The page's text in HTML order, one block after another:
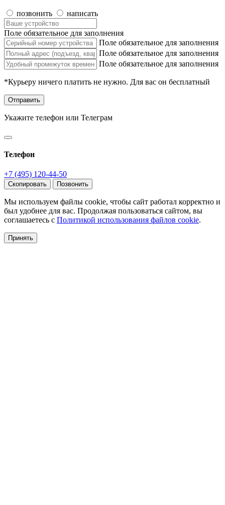
позвонить написать
Поле обязательное для заполнения
Поле обязательное для заполнения
Поле обязательное для заполнения
Поле обязательное для заполнения
*Курьеру ничего платить не нужно. Для вас он бесплатный
Отправить
Укажите телефон или Телеграм
Телефон
+7 (495) 120-44-50
Скопировать Позвонить
Мы используем файлы cookie, чтобы сайт работал корректно и
был удобнее для вас. Продолжая пользоваться сайтом, вы
соглашаетесь с Политикой использования файлов cookie.
Принять